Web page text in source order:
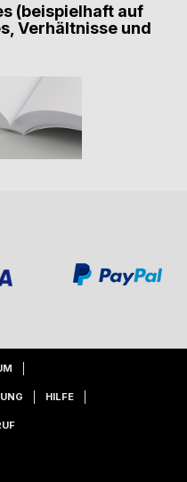
(beispielhaft auf
Verhältnisse und
HILFE